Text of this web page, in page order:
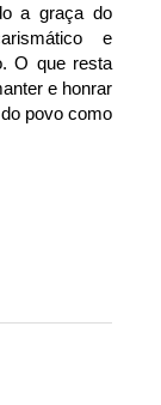
a graça do
e
O que resta
e honrar
povo como